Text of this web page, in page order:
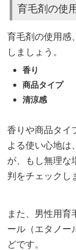
毛・
け
毛
対
策
に
食
事
や
が
重
要
育毛剤の使
育毛剤の使用感
しましょう。
香り
商品タイプ
清涼感
香りや商品タイ
よる使い心地は
が、もし無理な
判をチェックし
また、男性用育
ール（エタノー
どです。